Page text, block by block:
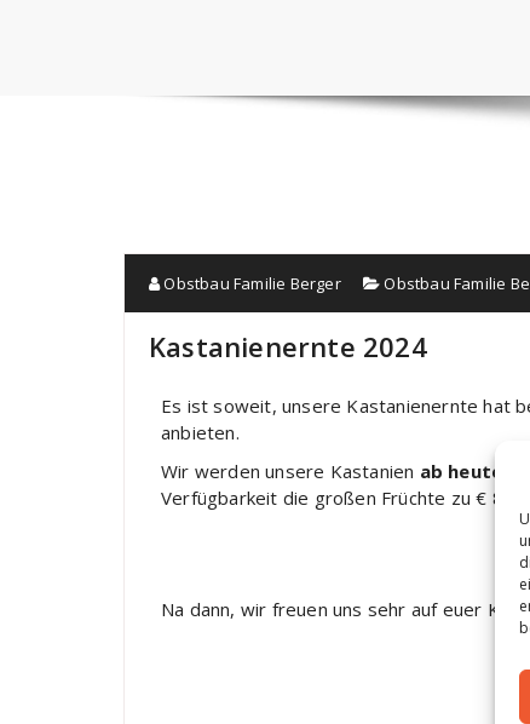
Obstbau Familie Berger Obstbau Familie
Kastanienernte 2024
Es ist soweit, unsere Kastanienernte hat
anbieten.
Wir werden unsere Kastanien ab heute
Verfügbarkeit die großen Früchte zu €
Na dann, wir freuen uns sehr auf euer